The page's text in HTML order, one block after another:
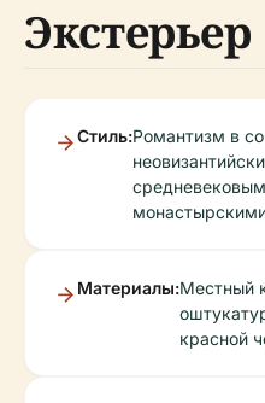
Экстерьер
Стиль:Романтизм в
Материалы:Местный
красной